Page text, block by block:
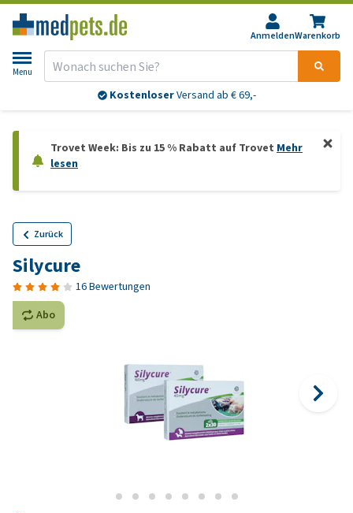
AnmeldenWarenkorb
Menu
KostenloserVersand ab € 69,-
Trovet Week: Bis zu 15 % Rabatt auf Trovet Mehr
lesen
Zurück
Silycure
16 Bewertungen
Abo